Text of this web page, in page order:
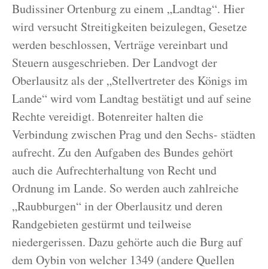
Budissiner Ortenburg zu einem „Landtag“. Hier
wird versucht Streitigkeiten beizulegen, Gesetze
werden beschlossen, Verträge vereinbart und
Steuern ausgeschrieben. Der Landvogt der
Oberlausitz als der „Stellvertreter des Königs im
Lande“ wird vom Landtag bestätigt und auf seine
Rechte vereidigt. Botenreiter halten die
Verbindung zwischen Prag und den Sechs- städten
aufrecht. Zu den Aufgaben des Bundes gehört
auch die Aufrechterhaltung von Recht und
Ordnung im Lande. So werden auch zahlreiche
„Raubburgen“ in der Oberlausitz und deren
Randgebieten gestürmt und teilweise
niedergerissen. Dazu gehörte auch die Burg auf
dem Oybin von welcher 1349 (andere Quellen